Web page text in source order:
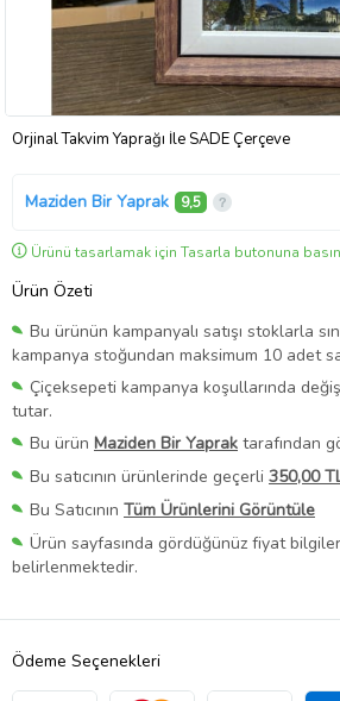
Orjinal Takvim Yaprağı İle SADE Çerçeve
Maziden Bir Yaprak 9,5
Ürünü tasarlamak için Tasarla butonuna
Ürün Özeti
Bu ürünün kampanyalı satışı stoklarla
kampanya stoğundan maksimum 10 adet
Çiçeksepeti kampanya koşullarında
tutar.
Bu ürün Maziden Bir Yaprak tarafından
Bu satıcının ürünlerinde geçerli 350,00
Bu Satıcının Tüm Ürünlerini Görüntüle
Ürün sayfasında gördüğünüz fiyat
belirlenmektedir.
Ödeme Seçenekleri